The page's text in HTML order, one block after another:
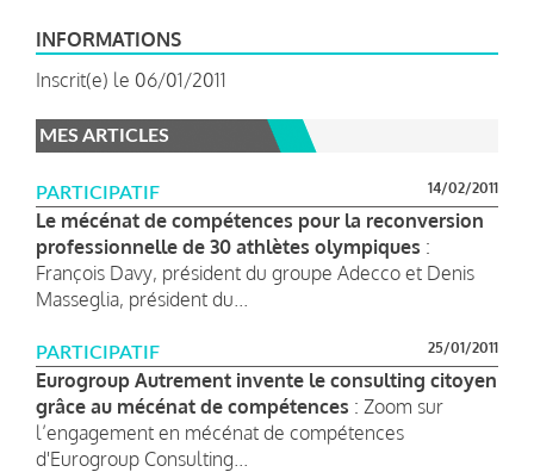
INFORMATIONS
Inscrit(e) le 06/01/2011
MES ARTICLES
PARTICIPATIF 14/02/2011
Le mécénat de compétences pour la reconversion
professionnelle de 30 athlètes olympiques :
François Davy, président du groupe Adecco et Denis
Masseglia, président du...
PARTICIPATIF 25/01/2011
Eurogroup Autrement invente le consulting citoyen
grâce au mécénat de compétences : Zoom sur
l’engagement en mécénat de compétences
d'Eurogroup Consulting...